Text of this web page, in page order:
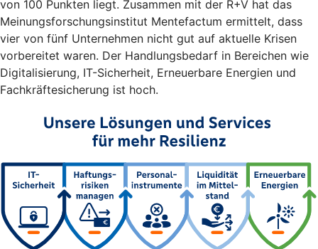
von 100 Punkten liegt. Zusammen mit der R+V hat das
Meinungsforschungsinstitut Mentefactum ermittelt, dass
vier von fünf Unternehmen nicht gut auf aktuelle Krisen
vorbereitet waren. Der Handlungsbedarf in Bereichen wie
Digitalisierung, IT-Sicherheit, Erneuerbare Energien und
Fachkräftesicherung ist hoch.